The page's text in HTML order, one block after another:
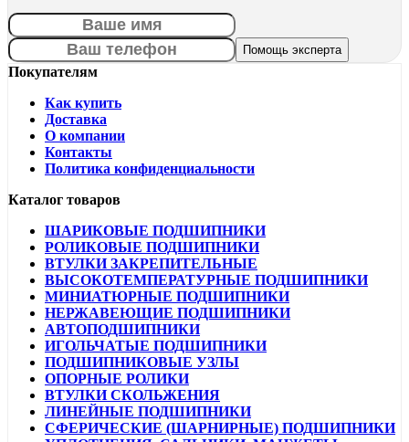
Покупателям
Как купить
Доставка
О компании
Контакты
Политика конфиденциальности
Каталог товаров
ШАРИКОВЫЕ ПОДШИПНИКИ
РОЛИКОВЫЕ ПОДШИПНИКИ
ВТУЛКИ ЗАКРЕПИТЕЛЬНЫЕ
ВЫСОКОТЕМПЕРАТУРНЫЕ ПОДШИПНИКИ
МИНИАТЮРНЫЕ ПОДШИПНИКИ
НЕРЖАВЕЮЩИЕ ПОДШИПНИКИ
АВТОПОДШИПНИКИ
ИГОЛЬЧАТЫЕ ПОДШИПНИКИ
ПОДШИПНИКОВЫЕ УЗЛЫ
ОПОРНЫЕ РОЛИКИ
ВТУЛКИ СКОЛЬЖЕНИЯ
ЛИНЕЙНЫЕ ПОДШИПНИКИ
СФЕРИЧЕСКИЕ (ШАРНИРНЫЕ) ПОДШИПНИКИ